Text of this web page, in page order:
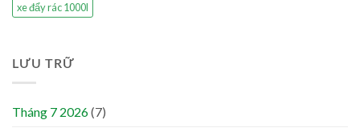
xe đẩy rác 1000l
LƯU TRỮ
Tháng 7 2026(7)